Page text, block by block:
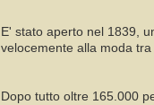
E' stato aperto nel 1839,
velocemente alla moda
Dopo tutto oltre 165.000